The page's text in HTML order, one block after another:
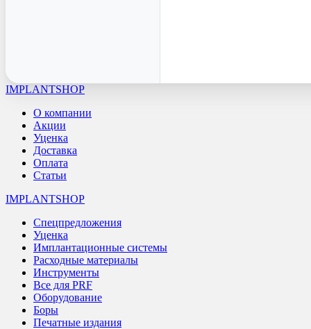
IMPLANTSHOP
О компании
Акции
Уценка
Доставка
Оплата
Статьи
IMPLANTSHOP
Спецпредложения
Уценка
Имплантационные системы
Расходные материалы
Инструменты
Все для PRF
Оборудование
Боры
Печатные издания